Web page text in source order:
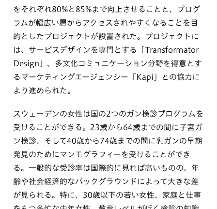
をそれぞれ80%と85%まで向上させることと、プログ
ラムが幅広い層からアクセスされやすくなることを目
的としたプロジェクトが設置された。プロジェクトに
は、サービスデザインを専門とする「Transformator
Design」、多文化コミュニケーション分野を得意とす
るマーケティングエージェンシー「Kapi」との協力に
より進められた。
スウェーデンの女性は国の2つのガン検診プログラムを
受けることができる。23歳から64歳までの間に子宮ガ
ン検診、そして40歳から74歳までの間に乳ガンの早期
発見のためにマンモグラフィーを受けることができ
る。一般的な受診率は国際的に見れば高いものの、年
齢や社会経済的なバックグラウンドによって大きな差
が見られる。特に、30歳以下の若い女性、家庭と仕事